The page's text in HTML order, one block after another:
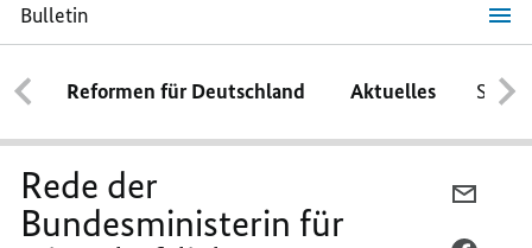
Bulletin
Rede
der
Bundesministerin
für
wirtschaftliche
Zusammenarbeit
und
Entwicklung,
Svenja
Schulze,
Reformen für Deutschland Aktuelles
Rede der
Bundesministerin für